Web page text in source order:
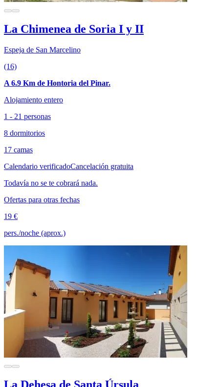
La Chimenea de Soria I y II
Espeja de San Marcelino
(16)
A 6.9 Km de Hontoria del Pinar.
Alojamiento entero
1 - 21 personas
8 dormitorios
17 camas
Calendario verificadoCancelación gratuita
Todavía no se te cobrará nada.
Ofertas para otras fechas
19 €
pers./noche (aprox.)